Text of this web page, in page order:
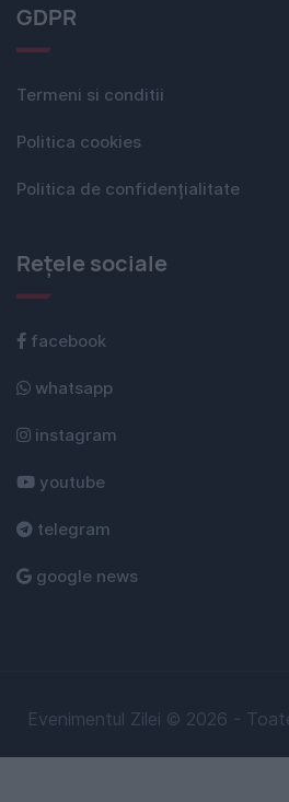
GDPR
Termeni si conditii
Politica cookies
Politica de confidențialitate
Rețele sociale
facebook
whatsapp
instagram
youtube
telegram
google news
Evenimentul Zilei © 2026 -